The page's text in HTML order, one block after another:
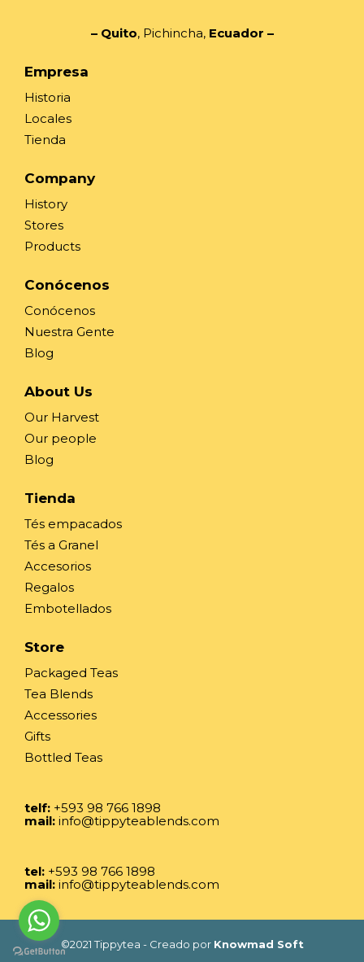
– Quito, Pichincha, Ecuador –
Empresa
Historia
Locales
Tienda
Company
History
Stores
Products
Conócenos
Conócenos
Nuestra Gente
Blog
About Us
Our Harvest
Our people
Blog
Tienda
Tés empacados
Tés a Granel
Accesorios
Regalos
Embotellados
Store
Packaged Teas
Tea Blends
Accessories
Gifts
Bottled Teas
telf: +593 98 766 1898
mail: info@tippyteablends.com
tel: +593 98 766 1898
mail: info@tippyteablends.com
©2021 Tippytea - Creado por Knowmad Soft